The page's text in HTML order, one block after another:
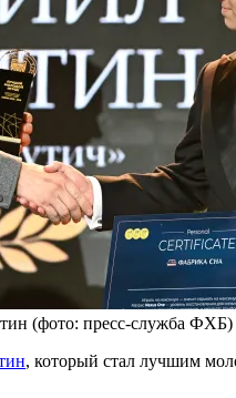
(фото: пресс-служба ФХБ)
, который стал лучшим